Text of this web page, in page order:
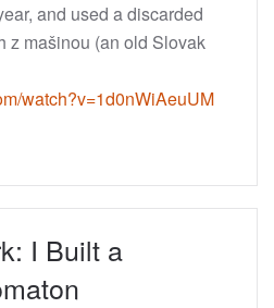
and used a discarded
z mašinou (an old Slovak
watch?v=1d0nWiAeuUM
I Built a